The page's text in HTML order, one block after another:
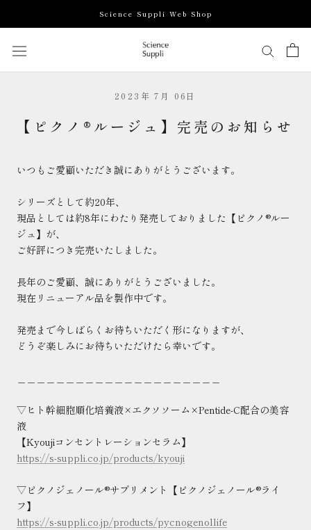
し
Science Suppli Web Shop
2023年 7月 06日
【ピクノ®︎ルージュ】完売のお知らせ
いつもご愛顧いただき誠にありがとうございます。
シリーズとして約20年、
現品としては約8年にわたり発売しておりました【ピクノ®︎ルー
ジュ】が、
ご好評につき完売いたしました。
長年のご愛顧、誠にありがとうございました。
現在リニューアル品を製作中です。
発売まで今しばらくお待ちいただく形になりますが、
どうぞ楽しみにお待ちいただけたら幸いです。
▽ヒト幹細胞順化培養液×エクソソーム×Pentide-C配合の美容
液
【Kyoujiコンセントレーションセラム】
https://s-suppli.co.jp/products/kyouji
▽ピクノジェノール®︎サプリメント【ピクノジェノール®︎ライ
フ】
https://s-suppli.co.jp/products/pycnogenollife